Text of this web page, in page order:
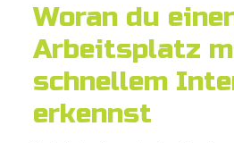
Woran du
Arbeitsplatz
schnellem
erkennst